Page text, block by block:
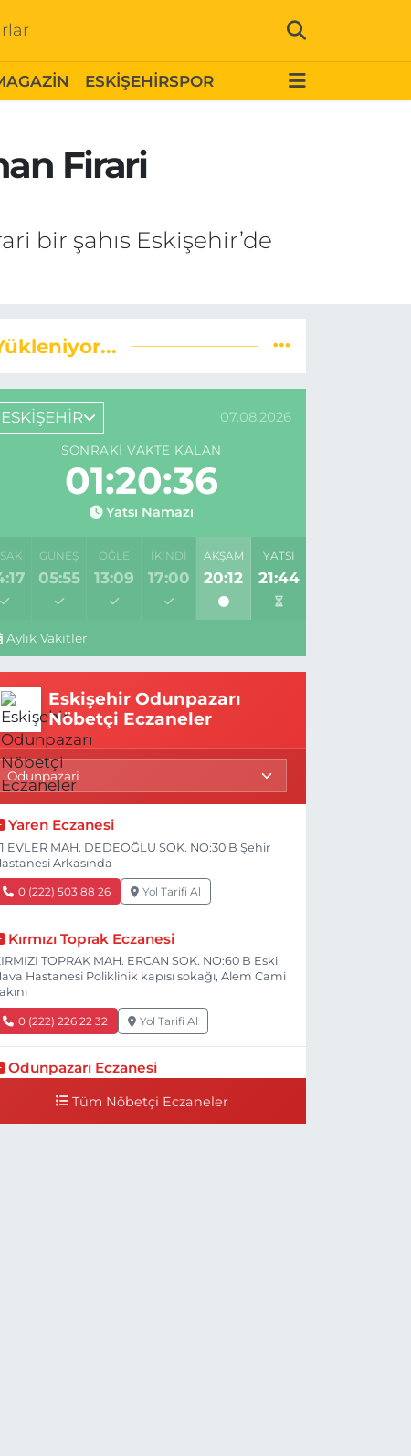
ESKİŞEHİRSPOR
Firari
bir şahıs Eskişehir’de
ESKİŞEHİR 07.08.2026
SONRAKI VAKTE KALAN
01:20:36
Yatsı Namazı
GÜNEŞ
05:55
ÖĞLE
13:09
İKINDI
17:00
AKŞAM
20:12
YATSI
21:44
Aylık Vakitler
Eskişehir Odunpazarı
Nöbetçi Eczaneler
Yaren Eczanesi
EVLER MAH. DEDEOĞLU SOK. NO:30 B Şehir
Arkasında
0 (222) 503 88 26 Yol Tarifi Al
Kırmızı Toprak Eczanesi
TOPRAK MAH. ERCAN SOK. NO:60 B Eski
Hastanesi Poliklinik kapısı sokağı, Alem Cami
0 (222) 226 22 32 Yol Tarifi Al
Odunpazarı Eczanesi
NO:21 E TIP FAKÜLTESİ KARŞISI
Tüm Nöbetçi Eczaneler